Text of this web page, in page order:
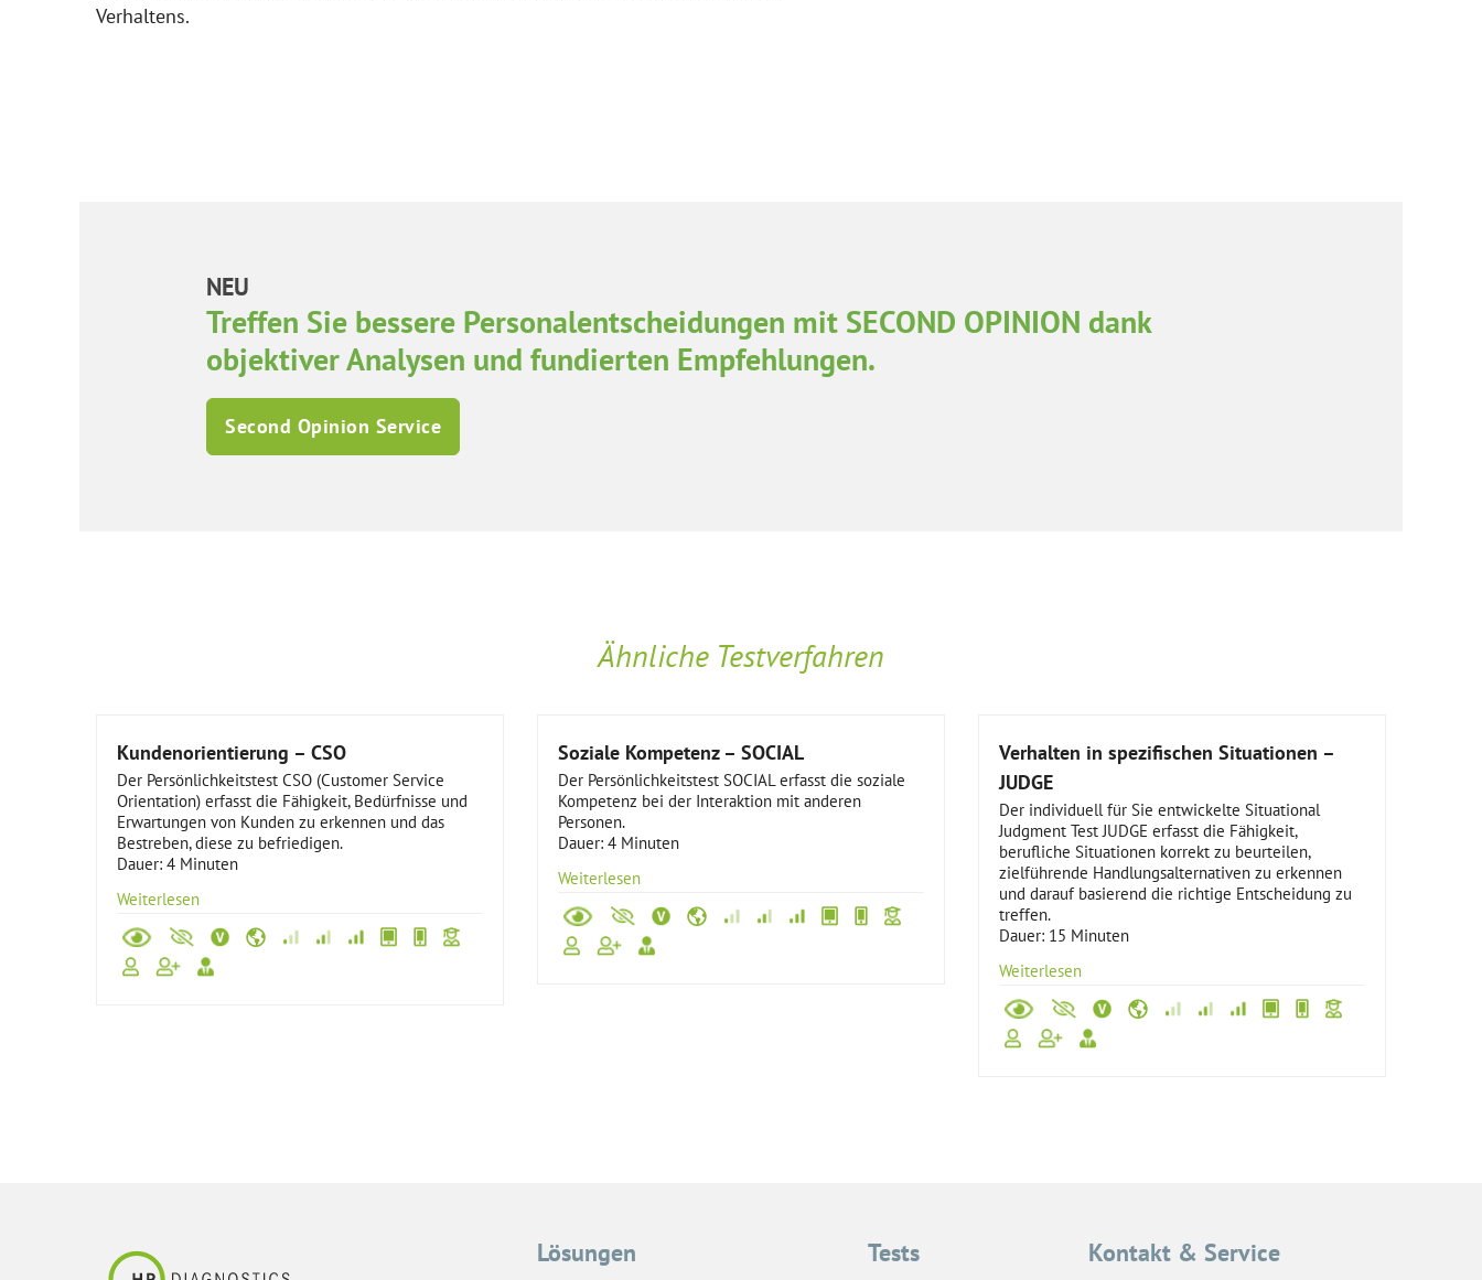
Verhaltens.
NEU
Treffen Sie bessere Personalentscheidungen mit SECOND OPINION dank
objektiver Analysen und fundierten Empfehlungen.
Second Opinion Service
Ähnliche Testverfahren
Kundenorientierung – CSO
Der Persönlichkeitstest CSO (Customer Service
Orientation) erfasst die Fähigkeit, Bedürfnisse und
Erwartungen von Kunden zu erkennen und das
Bestreben, diese zu befriedigen.
Dauer: 4 Minuten
Weiterlesen
Soziale Kompetenz – SOCIAL
Der Persönlichkeitstest SOCIAL erfasst die soziale
Kompetenz bei der Interaktion mit anderen
Personen.
Dauer: 4 Minuten
Weiterlesen
Verhalten in spezifischen Situationen –
JUDGE
Der individuell für Sie entwickelte Situational
Judgment Test JUDGE erfasst die Fähigkeit,
berufliche Situationen korrekt zu beurteilen,
zielführende Handlungsalternativen zu erkennen
und darauf basierend die richtige Entscheidung zu
treffen.
Dauer: 15 Minuten
Weiterlesen
Lösungen Tests Kontakt & Service